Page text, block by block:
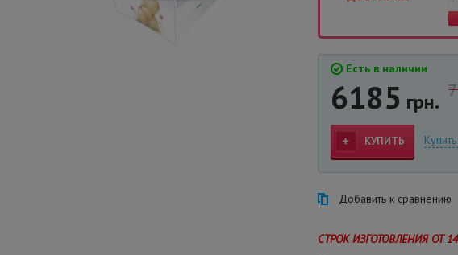
Есть в наличии
6185 грн.
КУПИТЬ
Добавить к сравнению
СТРОК ИЗГОТОВЛЕНИЯ ОТ